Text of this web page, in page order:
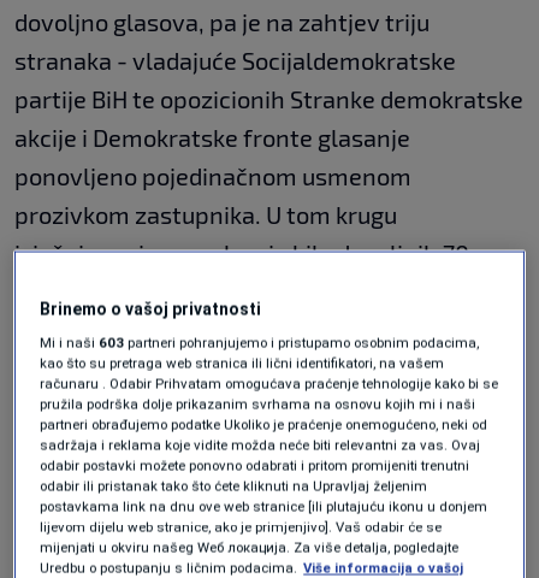
dovoljno glasova, pa je na zahtjev triju
stranaka - vladajuće Socijaldemokratske
partije BiH te opozicionih Stranke demokratske
akcije i Demokratske fronte glasanje
ponovljeno pojedinačnom usmenom
prozivkom zastupnika. U tom krugu
izjašnjavanja, za zakon je bilo dovoljnih 70
bila uzdržana.
Nakon glasanja je sjednica završena.
Navedeni zakon je predložila Federalna vlada,
a ministar energije, rudarstva i industrije
Vedran Lakić je u današnjem obraćanju
zastupnicima naveo da će oni zapravo
Brinemo o vašoj privatnosti
Mi i naši 603 partneri pohranjujemo i pristupamo osobnim podacima,
kao što su pretraga web stranica ili lični identifikatori, na vašem
računaru . Odabir Prihvatam omogućava praćenje tehnologije kako bi se
pružila podrška dolje prikazanim svrhama na osnovu kojih mi i naši
partneri obrađujemo podatke Ukoliko je praćenje onemogućeno, neki od
sadržaja i reklama koje vidite možda neće biti relevantni za vas. Ovaj
odabir postavki možete ponovno odabrati i pritom promijeniti trenutni
odabir ili pristanak tako što ćete kliknuti na Upravljaj željenim
postavkama link na dnu ove web stranice [ili plutajuću ikonu u donjem
lijevom dijelu web stranice, ako je primjenjivo]. Vaš odabir će se
mijenjati u okviru našeg Wеб локација. Za više detalja, pogledajte
Uredbu o postupanju s ličnim podacima. Više informacija o vašoj